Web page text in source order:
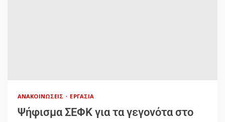
ΑΝΑΚΟΙΝΏΣΕΙΣ ΕΡΓΑΣΊΑ
Ψήφισμα ΣΕΦΚ για τα γεγονότα στο